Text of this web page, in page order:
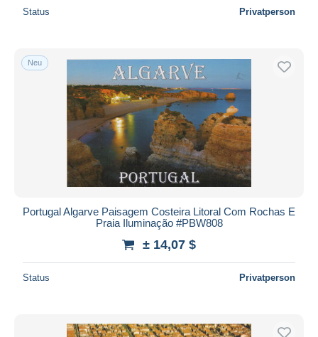
Status Privatperson
Neu
Portugal Algarve Paisagem Costeira Litoral Com Rochas E
Praia Iluminação #PBW808
± 14,07 $
Status Privatperson